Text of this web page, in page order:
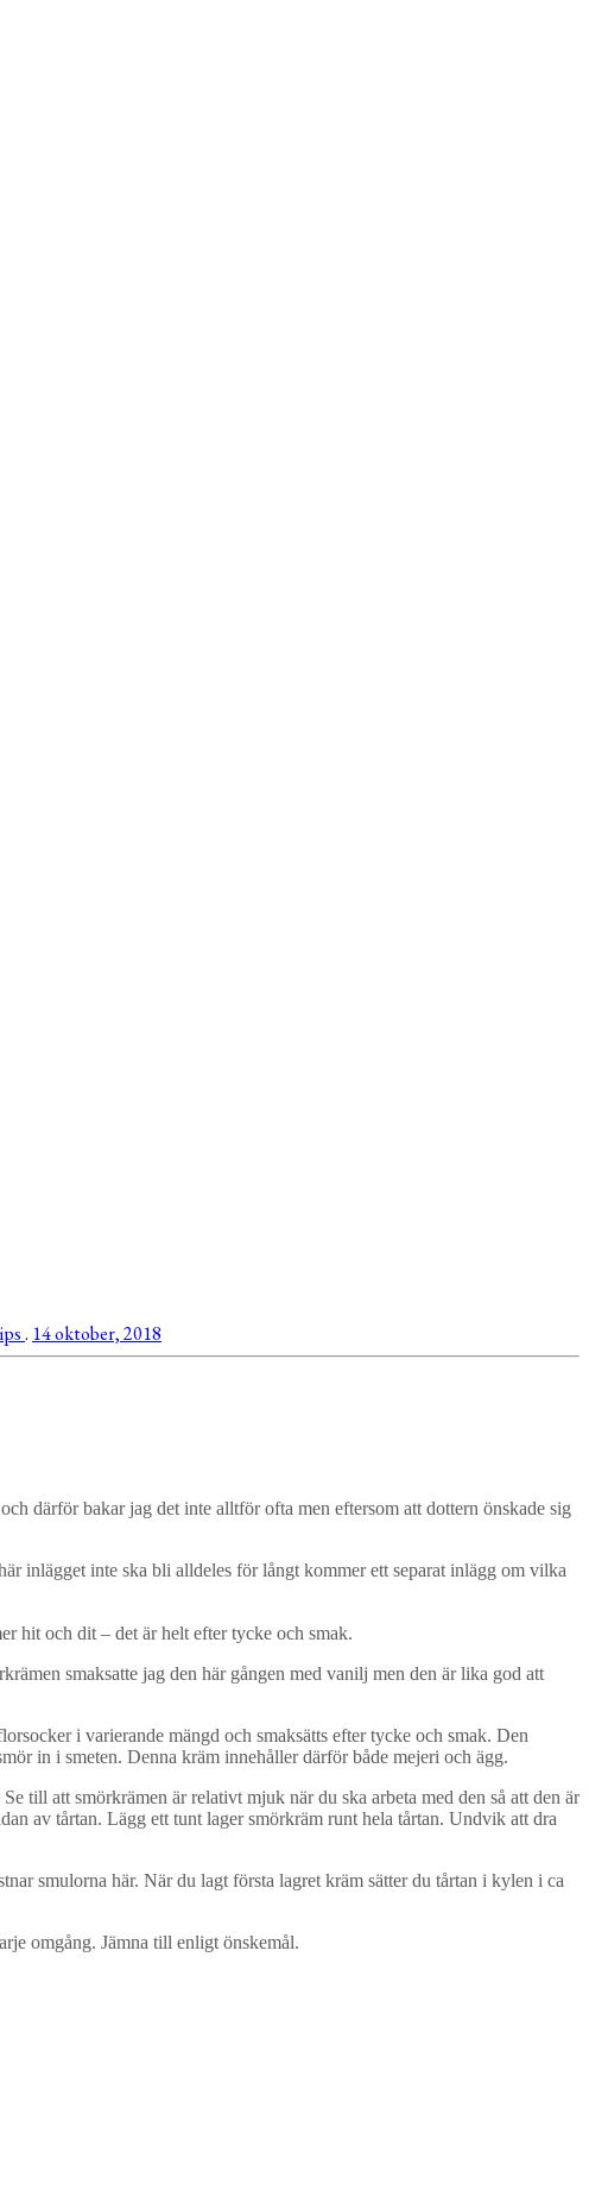
. 14 oktober, 2018
därför bakar jag det inte alltför ofta men eftersom att dottern önskade sig
inlägget inte ska bli alldeles för långt kommer ett separat inlägg om vilka
hit och dit – det är helt efter tycke och smak.
smaksatte jag den här gången med vanilj men den är lika god att
i varierande mängd och smaksätts efter tycke och smak. Den
in i smeten. Denna kräm innehåller därför både mejeri och ägg.
till att smörkrämen är relativt mjuk när du ska arbeta med den så att den är
av tårtan. Lägg ett tunt lager smörkräm runt hela tårtan. Undvik att dra
smulorna här. När du lagt första lagret kräm sätter du tårtan i kylen i ca
omgång. Jämna till enligt önskemål.